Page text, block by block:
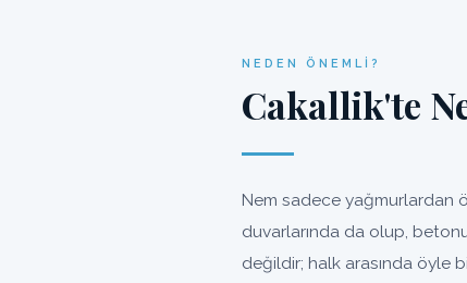
NEDEN ÖNEMLI?
Cakallik'te
Nem sadece yağmurlardan
duvarlarında da olup,
değildir; halk arasında öyle